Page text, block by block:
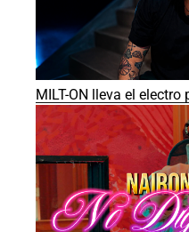
MILT-ON lleva el electro